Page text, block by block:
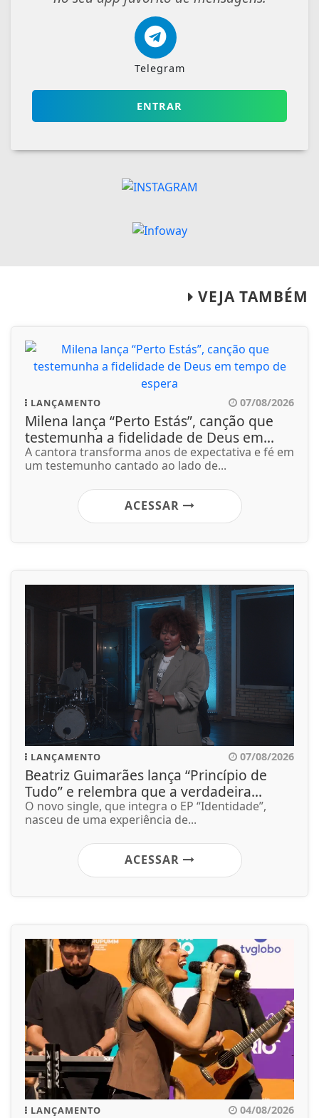
Telegram
ENTRAR
VEJA TAMBÉM
LANÇAMENTO 07/08/2026
Milena lança “Perto Estás”, canção que
testemunha a fidelidade de Deus em...
A cantora transforma anos de expectativa e fé em
um testemunho cantado ao lado de...
ACESSAR
LANÇAMENTO 07/08/2026
Beatriz Guimarães lança “Princípio de
Tudo” e relembra que a verdadeira...
O novo single, que integra o EP “Identidade”,
nasceu de uma experiência de...
ACESSAR
LANÇAMENTO 04/08/2026